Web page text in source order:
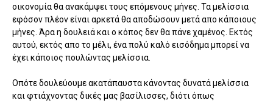
οικονομία θα ανακάμψει τους επόμενους μήνες. Τα μελίσσια
εφόσον πλέον είναι αρκετά θα αποδώσουν μετά απο κάποιους
μήνες. Άρα η δουλειά και ο κόπος δεν θα πάνε χαμένος. Εκτός
αυτού, εκτός απο το μέλι, ένα πολύ καλό εισόδημα μπορεί να
έχει κάποιος πουλώντας μελίσσια.
Οπότε δουλεύουμε ακατάπαυστα κάνοντας δυνατά μελίσσια
και φτιάχνοντας δικές μας βασίλισσες, διότι όπως